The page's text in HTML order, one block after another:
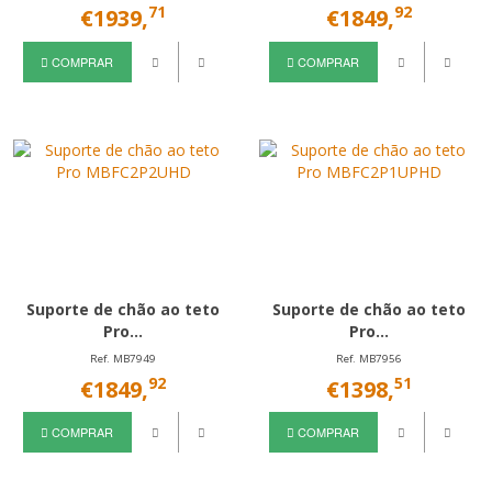
€1939,71
COMPRAR
€1849,92
COMPRAR
Suporte de chão ao teto
Pro...
Ref. MB7949
€1849,92
COMPRAR
Suporte de chão ao teto
Pro...
Ref. MB7956
€1398,51
COMPRAR